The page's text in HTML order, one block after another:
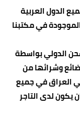
الدول العربية
في مكتبنا
الدولي بواسطة
وشرائها من
في العراق في جميع
يكون لدى التاجر